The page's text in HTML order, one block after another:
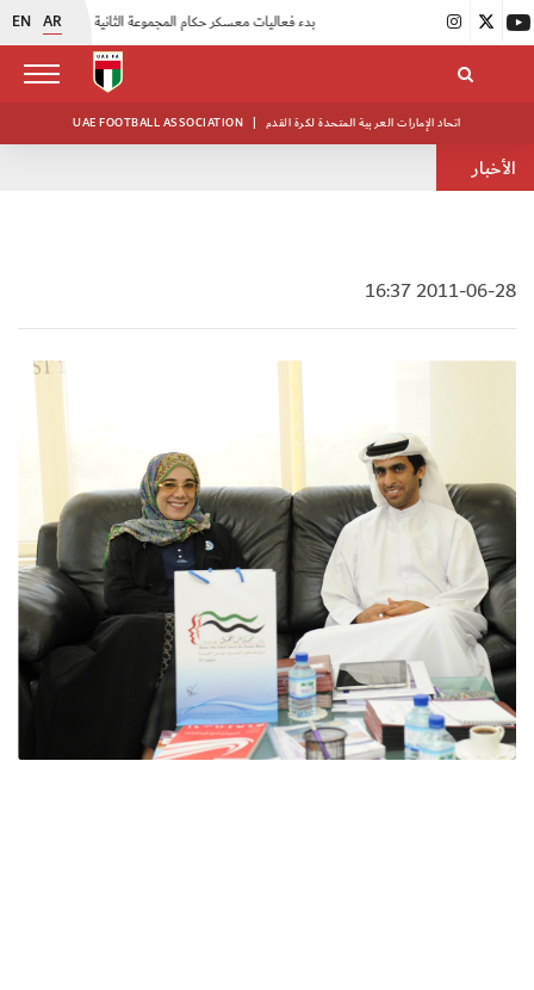
EN AR |
UAE FOOTBALL ASSOCIATION | اتحاد الإمارات العربية المتحدة لكرة القدم
الأخبار
2011-06-28 16:37